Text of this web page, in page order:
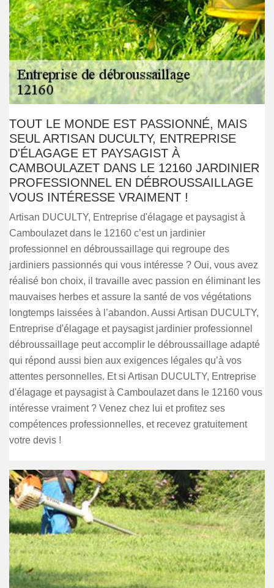
TOUT LE MONDE EST PASSIONNÉ, MAIS
SEUL ARTISAN DUCULTY, ENTREPRISE
D'ÉLAGAGE ET PAYSAGIST À
CAMBOULAZET DANS LE 12160 JARDINIER
PROFESSIONNEL EN DÉBROUSSAILLAGE
VOUS INTÉRESSE VRAIMENT !
Artisan DUCULTY, Entreprise d'élagage et paysagist à
Camboulazet dans le 12160 c’est un jardinier
professionnel en débroussaillage qui regroupe des
jardiniers passionnés qui vous intéresse ? Oui, vous avez
réalisé bon choix, il travaille avec passion en éliminant les
mauvaises herbes et assure la santé de vos végétations
longtemps laissées à l’abandon. Aussi Artisan DUCULTY,
Entreprise d'élagage et paysagist jardinier professionnel
débroussaillage peut accomplir le débroussaillage adapté
qui répond aussi bien aux exigences légales qu’à vos
attentes personnelles. Et si Artisan DUCULTY, Entreprise
d'élagage et paysagist à Camboulazet dans le 12160 vous
intéresse vraiment ? Venez chez lui et profitez ses
compétences professionnelles, et recevez gratuitement
votre devis !